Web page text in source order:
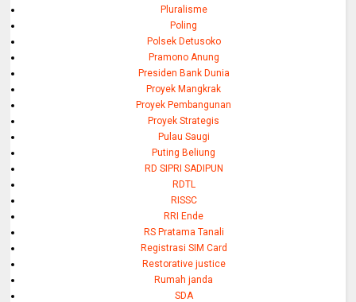
Pluralisme
Poling
Polsek Detusoko
Pramono Anung
Presiden Bank Dunia
Proyek Mangkrak
Proyek Pembangunan
Proyek Strategis
Pulau Saugi
Puting Beliung
RD SIPRI SADIPUN
RDTL
RISSC
RRI Ende
RS Pratama Tanali
Registrasi SIM Card
Restorative justice
Rumah janda
SDA